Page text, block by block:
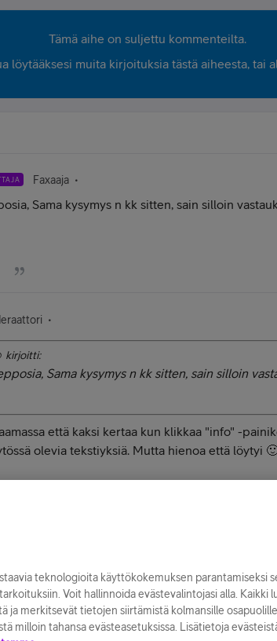
Tämä aihe on suljettu kommenteilta.
löytääksesi muita kirjoituksia tästä aiheesta, tai
Faxaaja
Sama kysymys n kk sitten, sain silloin
kirjoitti:
Sama kysymys n kk sitten, sain silloin
että kaksi kertaa kun klikkaa "info" -
olevia tekstiyksiä. Mutta hienoa että löytyi
teknologioita käyttökokemuksen parantamiseksi
Voit hallinnoida evästevalintojasi alla. Kaikki
ja merkitsevät tietojen siirtämistä kolmansille
milloin tahansa evästeasetuksissa. Lisätietoja